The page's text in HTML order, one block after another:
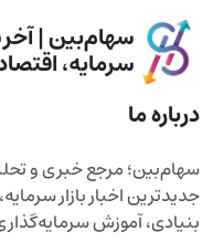
سهام‌بین |
سرمایه،
درباره ما
سهام‌بین؛ مرجع خبری و
جدیدترین اخبار بازار
بنیادی، آموزش